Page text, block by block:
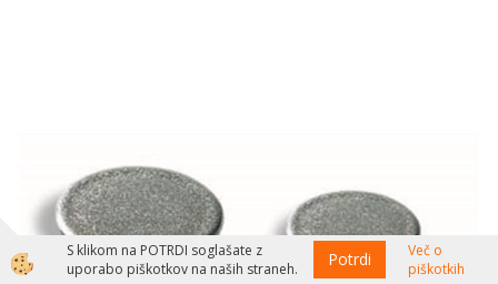
S klikom na POTRDI soglašate z
uporabo piškotkov na naših straneh.
Potrdi
Več o
piškotkih